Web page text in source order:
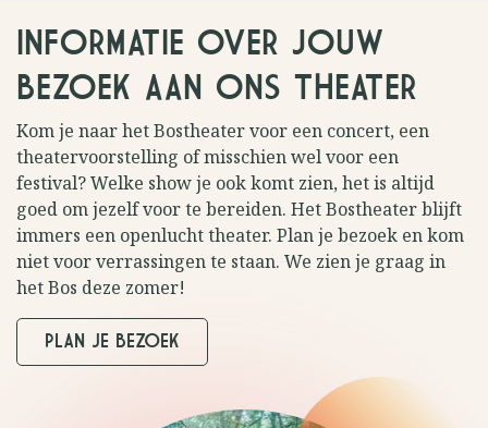
INFORMATIE OVER JOUW
BEZOEK AAN ONS THEATER
Kom je naar het Bostheater voor een concert, een
theatervoorstelling of misschien wel voor een
festival? Welke show je ook komt zien, het is altijd
goed om jezelf voor te bereiden. Het Bostheater blijft
immers een openlucht theater. Plan je bezoek en kom
niet voor verrassingen te staan. We zien je graag in
het Bos deze zomer!
PLAN JE BEZOEK